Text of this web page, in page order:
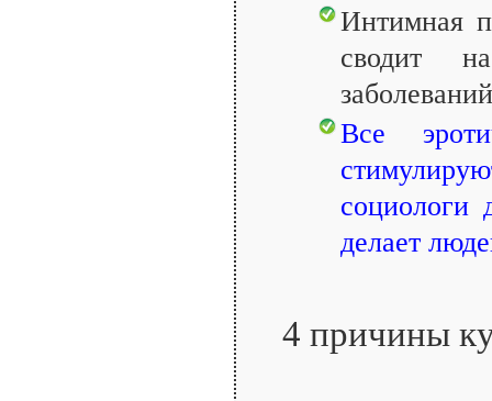
Интимная
сводит
Все
социологи
делает
4 причины